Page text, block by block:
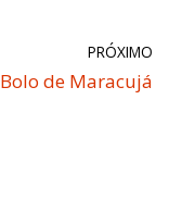
PRÓXIMO
Bolo de Maracujá